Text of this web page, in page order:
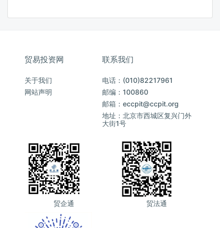
贸易投资网
关于我们
网站声明
联系我们
电话：(010)82217961
邮编：100860
邮箱：eccpit@ccpit.org
地址：北京市西城区复兴门外
大街1号
贸企通 贸法通